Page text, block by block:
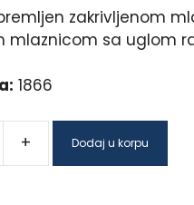
zakrivljenom
mlaznicom sa uglom
1866
+ Dodaj u korpu